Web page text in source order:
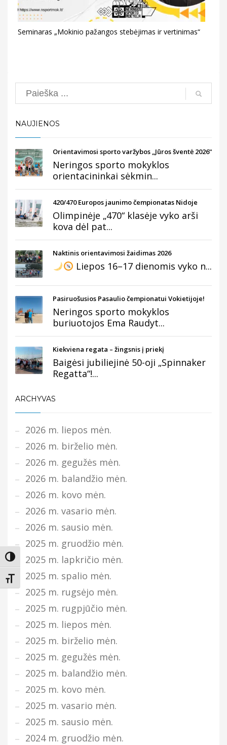
Įjungti didesnį kontrastą
Keisti teksto dydį
Seminaras „Mokinio pažangos stebėjimas ir vertinimas“
Search
NAUJIENOS
Orientavimosi sporto varžybos „Jūros šventė 2026“
Neringos sporto mokyklos
orientacininkai sėkmin...
420/470 Europos jaunimo čempionatas Nidoje
Olimpinėje „470“ klasėje vyko arši
kova dėl pat...
Naktinis orientavimosi žaidimas 2026
Liepos 16–17 dienomis vyko n...
Pasiruošusios Pasaulio čempionatui Vokietijoje!
Neringos sporto mokyklos
buriuotojos Ema Raudyt...
Kiekviena regata – žingsnis į priekį
Baigėsi jubiliejinė 50-oji „Spinnaker
Regatta“!...
ARCHYVAS
2026 m. liepos mėn.
2026 m. birželio mėn.
2026 m. gegužės mėn.
2026 m. balandžio mėn.
2026 m. kovo mėn.
2026 m. vasario mėn.
2026 m. sausio mėn.
2025 m. gruodžio mėn.
2025 m. lapkričio mėn.
2025 m. spalio mėn.
2025 m. rugsėjo mėn.
2025 m. rugpjūčio mėn.
2025 m. liepos mėn.
2025 m. birželio mėn.
2025 m. gegužės mėn.
2025 m. balandžio mėn.
2025 m. kovo mėn.
2025 m. vasario mėn.
2025 m. sausio mėn.
2024 m. gruodžio mėn.